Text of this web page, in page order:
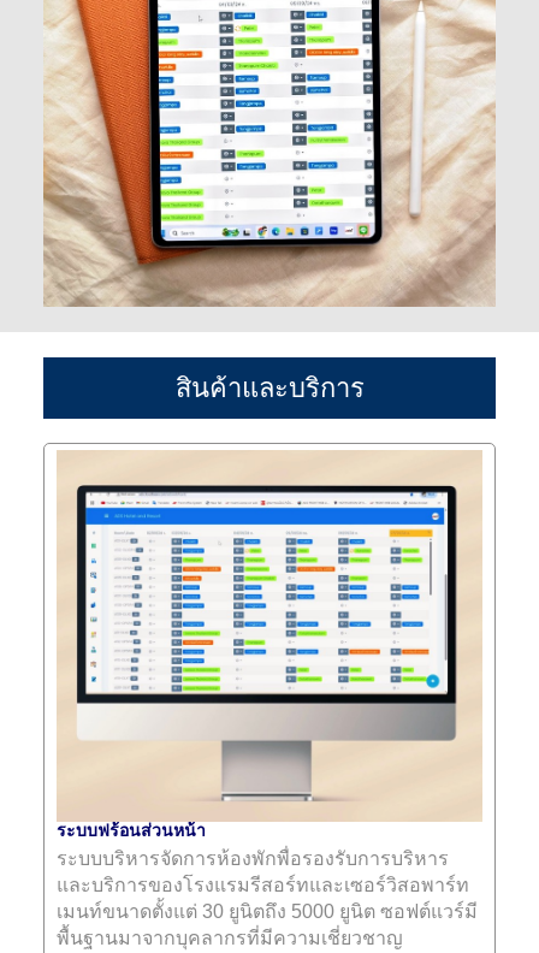
สินค้าและบริการ
ระบบฟร้อนส่วนหน้า
ระบบบริหารจัดการห้องพักพื่อรองรับการบริหาร
และบริการของโรงแรมรีสอร์ทและเซอร์วิสอพาร์ท
เมนท์ขนาดตั้งแต่ 30 ยูนิตถึง 5000 ยูนิต ซอฟต์แวร์มี
พื้นฐานมาจากบุคลากรที่มีความเชี่ยวชาญ